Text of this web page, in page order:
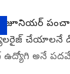
జూనియర్
ఉద్యోగి అనే